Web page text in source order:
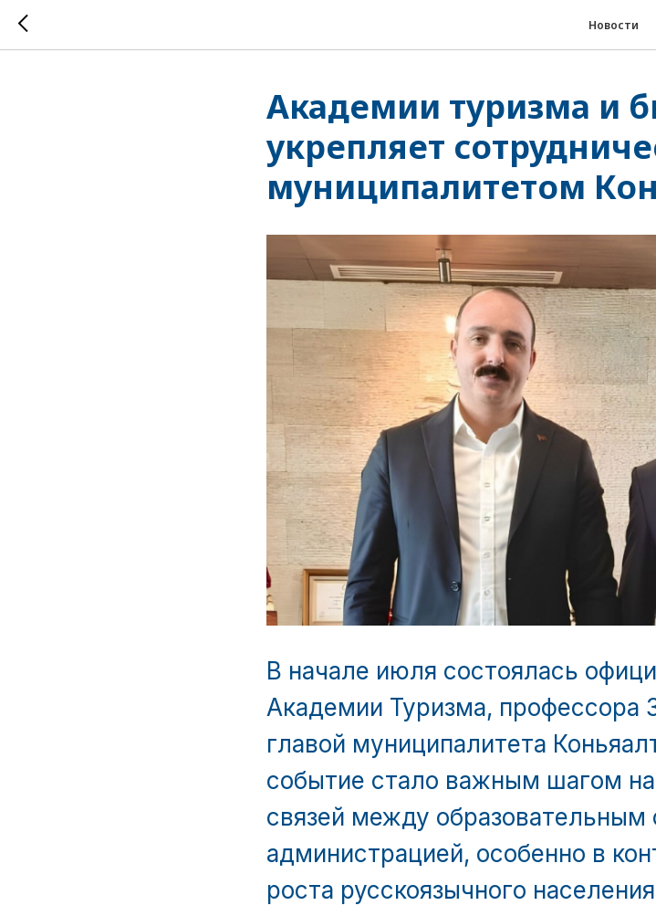
Новости
Академии туризма и
укрепляет
муниципалитетом
В начале июля состоялась
Академии Туризма, профессора
главой муниципалитета
событие стало важным шагом
связей между
администрацией, особенно в
роста русскоязычного